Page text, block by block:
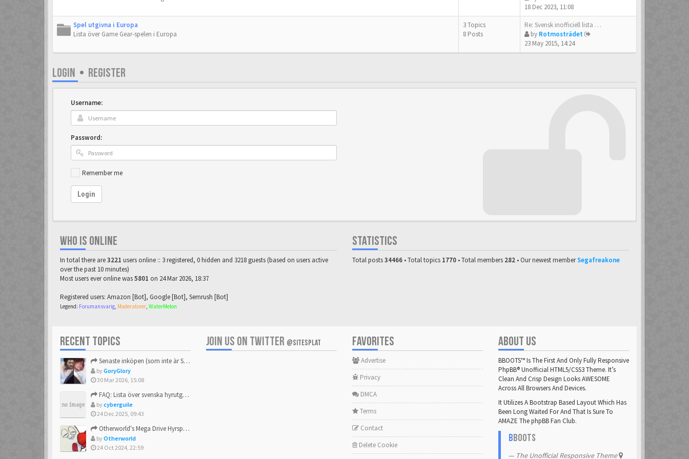
18 Dec 2023, 11:08
Spel utgivna i Europa
Lista över Game Gear-spelen i Europa
3 Topics
8 Posts
Re: Svensk inofficiell lista …
by Rotmosträdet
23 May 2015, 14:24
LOGIN • REGISTER
Username:
Password:
Remember me
Login
WHO IS ONLINE
In total there are3221 users online :: 3 registered, 0 hidden and 3218 guests (based on users active
over the past 10 minutes)
Most users ever online was5801 on 24 Mar 2026, 18:37
Registered users: Amazon [Bot], Google [Bot], Semrush [Bot]
Legend: Forumansvarig, Moderatorer, WaterMelon
STATISTICS
Total posts34466 • Total topics 1770 • Total members 282 • Our newest memberSegafreakone
RECENT TOPICS
Senaste inköpen (som inte är Sega)
byGoryGlory
30 Mar 2026, 15:08
FAQ: Lista över svenska hyrutgåvor
bycyberguile
24 Dec 2025, 09:43
Otherworld's Mega Drive Hyrspel Countdown Tråd!
byOtherworld
24 Oct 2024, 22:59
JOIN US ON TWITTER @SITESPLAT FAVORITES
Advertise
Privacy
DMCA
Terms
Contact
Delete Cookie
ABOUT US
BBOOTS™ Is The First And Only Fully Responsive
PhpBB® Unofficial HTML5/CSS3 Theme. It’s
Clean And Crisp Design Looks AWESOME
Across All Browsers And Devices.
It Utilizes A Bootstrap Based Layout Which Has
Been Long Waited For And That Is Sure To
AMAZE The phpBB Fan Club.
BBOOTS
The Unofficial Responsive Theme